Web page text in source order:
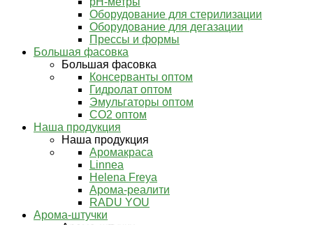
Оборудование для стерилизации
Оборудование для дегазации
Прессы и формы
Большая фасовка
Большая фасовка
Консерванты оптом
Гидролат оптом
Эмульгаторы оптом
СО2 оптом
Наша продукция
Наша продукция
Аромакраса
Linnea
Helena Freya
Арома-реалити
RADU YOU
Арома-штучки